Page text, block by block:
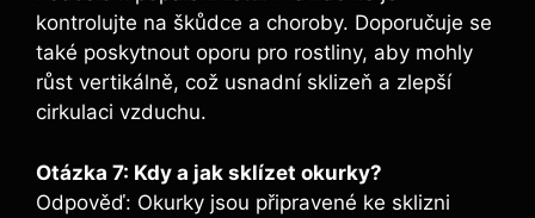
kontrolujte na škůdce a choroby. Doporučuje se⁣
také poskytnout oporu pro ‌rostliny, aby ⁣mohly
růst vertikálně, což usnadní sklizeň a zlepší
cirkulaci⁢ vzduchu.
Otázka 7: ​Kdy a‍ jak sklízet okurky?
Odpověď: Okurky jsou připravené ke sklizni